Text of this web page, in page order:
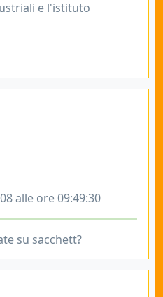
e l'istituto
alle ore 09:49:30
su sacchett?